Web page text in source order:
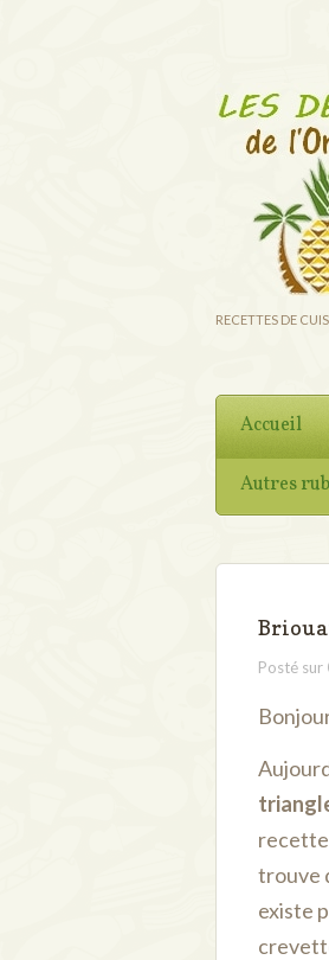
RECETTES DE
Accueil
Autres
Posté sur
recette
trouve
existe